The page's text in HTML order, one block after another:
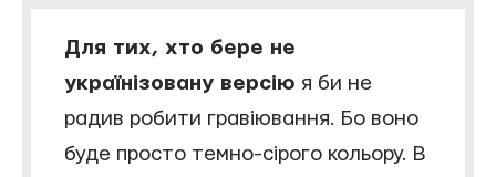
Для тих, хто бере не
українізовану версію я би не
радив робити гравіювання. Бо воно
буде просто темно-сірого кольору. В